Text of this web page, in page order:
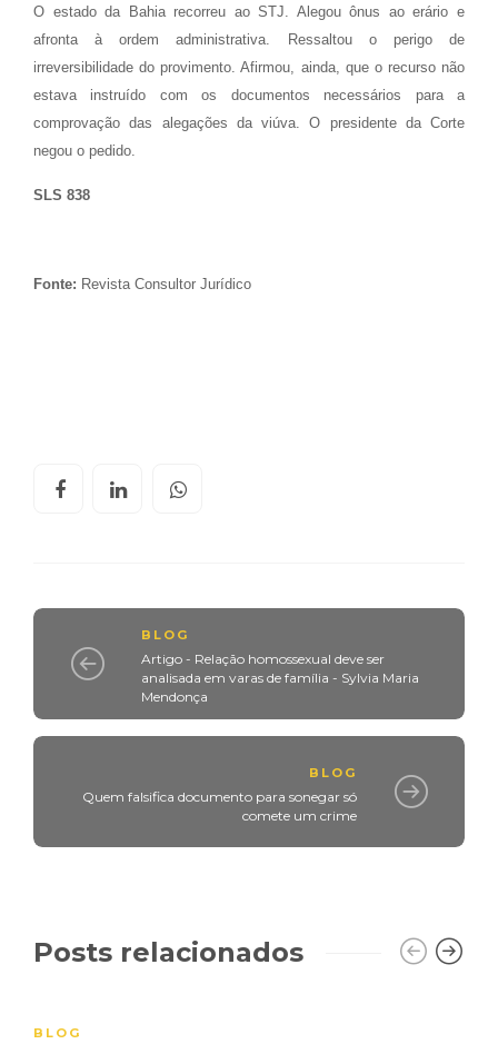
O estado da Bahia recorreu ao STJ. Alegou ônus ao erário e
afronta à ordem administrativa. Ressaltou o perigo de
irreversibilidade do provimento. Afirmou, ainda, que o recurso não
estava instruído com os documentos necessários para a
comprovação das alegações da viúva. O presidente da Corte
negou o pedido.
SLS 838
Fonte: Revista Consultor Jurídico
BLOG
Artigo - Relação homossexual deve ser
analisada em varas de família - Sylvia Maria
Mendonça
BLOG
Quem falsifica documento para sonegar só
comete um crime
Posts relacionados
BLOG